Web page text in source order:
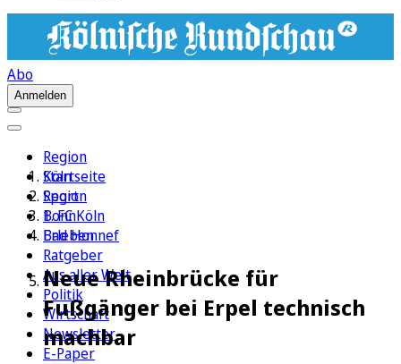
Abo
Anmelden
Region
Köln
Sport
1. FC Köln
Erleben
Ratgeber
Aus aller Welt
Politik
Wirtschaft
Newsletter
E-Paper
Startseite
Region
Bonn
Bad Honnef
Neue Rheinbrücke für
Fußgänger bei Erpel technisch
machbar